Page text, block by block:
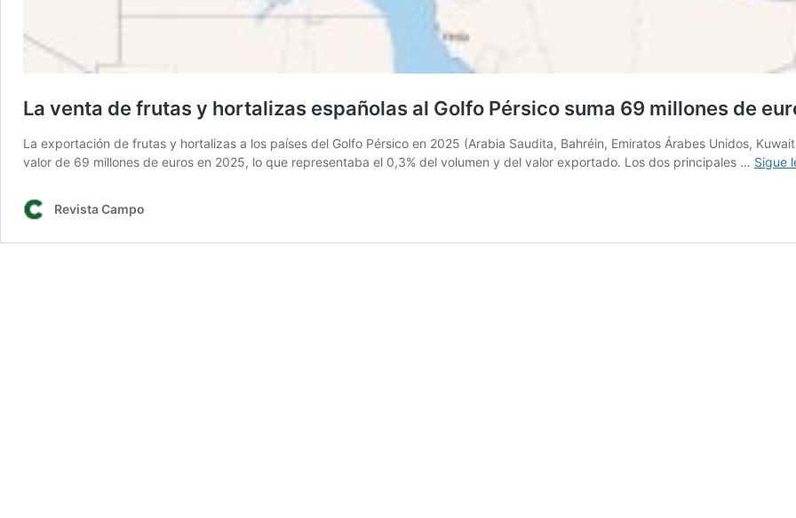
La venta de frutas y hortalizas españolas al Golfo Pérsico suma 69 millones de
La exportación de frutas y hortalizas a los países del Golfo Pérsico en 2025 (Arabia Saudita, Bahréin, Emiratos Árabes Unidos,
valor de 69 millones de euros en 2025, lo que representaba el 0,3% del volumen y del valor exportado. Los dos principales … Sigue
Revista Campo